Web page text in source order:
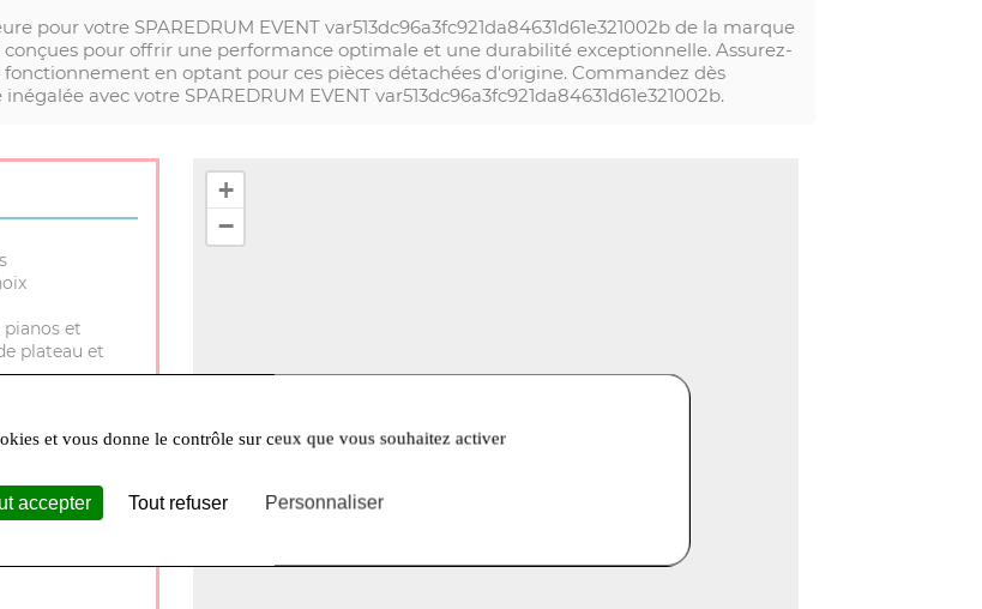
pour votre SPAREDRUM EVENT var513dc96a3fc921da84631d61e321002b de la marque
conçues pour offrir une performance optimale et une durabilité exceptionnelle. Assurez-
en optant pour ces pièces détachées d'origine. Commandez dès
avec votre SPAREDRUM EVENT var513dc96a3fc921da84631d61e321002b.
pianos et
plateau et
à 18h Lundi
+
−
et vous donne le contrôle sur ceux que vous souhaitez activer
accepter Tout refuser Personnaliser